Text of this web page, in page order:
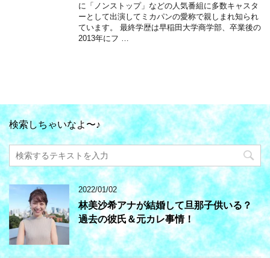
に「ノンストップ」などの人気番組に多数キャスタ
ーとして出演してミカパンの愛称で親しまれ知られ
ています。 最終学歴は早稲田大学商学部、卒業後の
2013年にフ …
検索しちゃいなよ〜♪
2022/01/02
林美沙希アナが結婚して旦那子供いる？
過去の彼氏＆元カレ事情！